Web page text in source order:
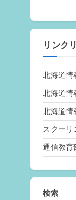
リンク
北海道情
北海道情
北海道情
スクーリ
通信教育
検索